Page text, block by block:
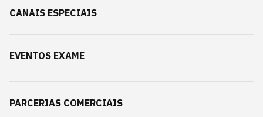
CANAIS ESPECIAIS
EVENTOS EXAME
PARCERIAS COMERCIAIS